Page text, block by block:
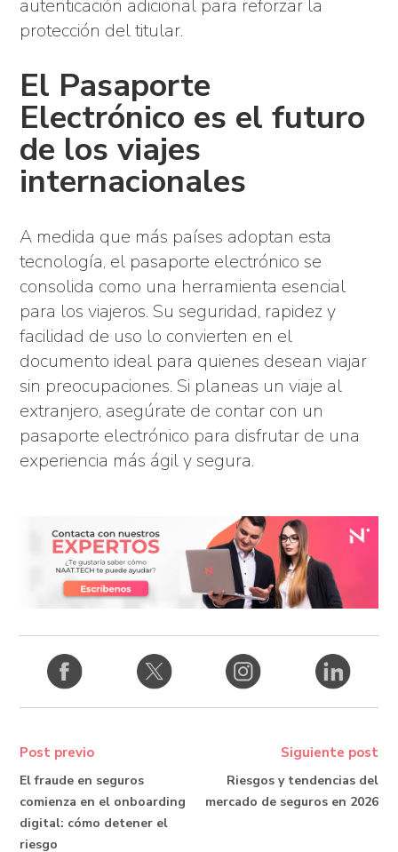
autenticación adicional para reforzar la
protección del titular.
El Pasaporte
Electrónico es el futuro
de los viajes
internacionales
A medida que más países adoptan esta
tecnología, el pasaporte electrónico se
consolida como una herramienta esencial
para los viajeros. Su seguridad, rapidez y
facilidad de uso lo convierten en el
documento ideal para quienes desean viajar
sin preocupaciones. Si planeas un viaje al
extranjero, asegúrate de contar con un
pasaporte electrónico para disfrutar de una
experiencia más ágil y segura.
Post previo
El fraude en seguros
comienza en el onboarding
digital: cómo detener el
riesgo
Siguiente post
Riesgos y tendencias del
mercado de seguros en 2026